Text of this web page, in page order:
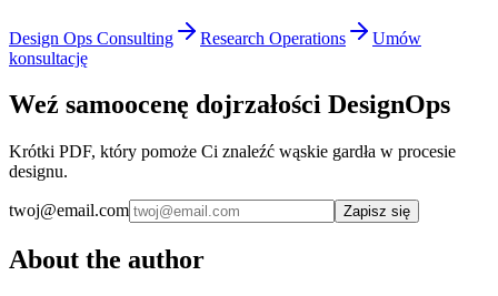
Design Ops Consulting Research Operations
Umów
konsultację
Weź samoocenę dojrzałości DesignOps
Krótki PDF, który pomoże Ci znaleźć wąskie gardła w procesie
designu.
twoj@email.com Zapisz się
About the author